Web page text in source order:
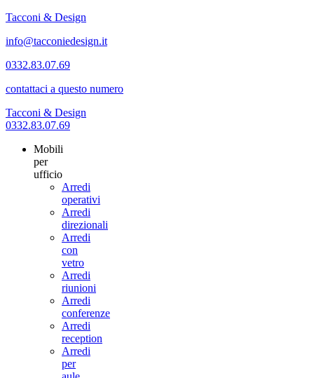
Tacconi & Design
info@tacconiedesign.it
0332.83.07.69
contattaci a questo numero
Tacconi & Design
0332.83.07.69
Mobili
per
ufficio
Arredi
operativi
Arredi
direzionali
Arredi
con
vetro
Arredi
riunioni
Arredi
conferenze
Arredi
reception
Arredi
per